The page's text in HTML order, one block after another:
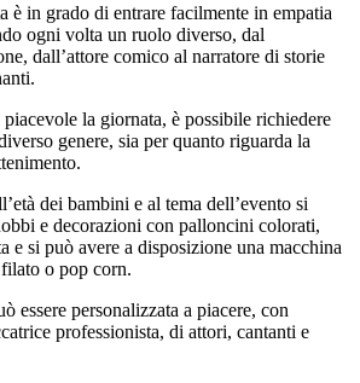
è in grado di entrare facilmente in empatia
ogni volta un ruolo diverso, dal
dall’attore comico al narratore di storie
la giornata, è possibile richiedere
genere, sia per quanto riguarda la
dei bambini e al tema dell’evento si
e decorazioni con palloncini colorati,
e si può avere a disposizione una macchina
o pop corn.
essere personalizzata a piacere, con
professionista, di attori, cantanti e